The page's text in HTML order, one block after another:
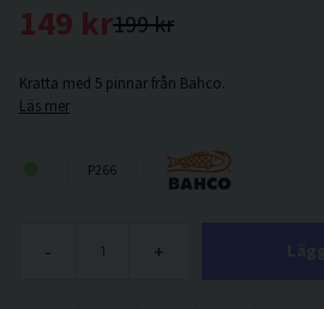
199 kr
149 kr
Kratta med 5 pinnar från Bahco.
Läs mer
P266
- +